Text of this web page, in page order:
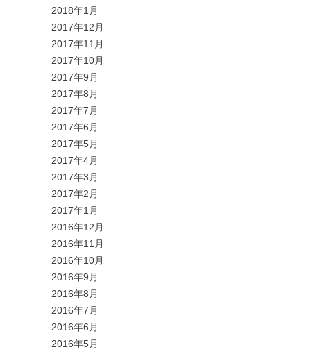
2018年1月
2017年12月
2017年11月
2017年10月
2017年9月
2017年8月
2017年7月
2017年6月
2017年5月
2017年4月
2017年3月
2017年2月
2017年1月
2016年12月
2016年11月
2016年10月
2016年9月
2016年8月
2016年7月
2016年6月
2016年5月